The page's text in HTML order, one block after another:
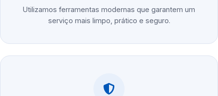
Utilizamos ferramentas modernas que garantem um
serviço mais limpo, prático e seguro.